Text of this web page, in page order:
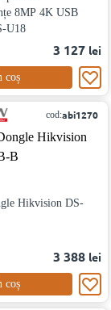
8MP 4K USB
U18
3 127 lei
coș
cod:abi1270
Hikvision DS-
3 388 lei
coș